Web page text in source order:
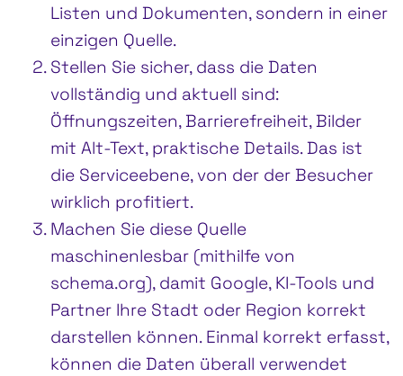
Listen und Dokumenten, sondern in einer
einzigen Quelle.
Stellen Sie sicher, dass die Daten
vollständig und aktuell sind:
Öffnungszeiten, Barrierefreiheit, Bilder
mit Alt-Text, praktische Details. Das ist
die Serviceebene, von der der Besucher
wirklich profitiert.
Machen Sie diese Quelle
maschinenlesbar (mithilfe von
schema.org), damit Google, KI-Tools und
Partner Ihre Stadt oder Region korrekt
darstellen können. Einmal korrekt erfasst,
können die Daten überall verwendet